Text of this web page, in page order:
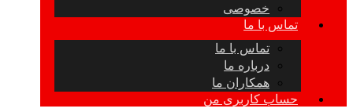
خصوصی
تماس با ما
تماس با ما
درباره ما
همکاران ما
حساب کاربری من